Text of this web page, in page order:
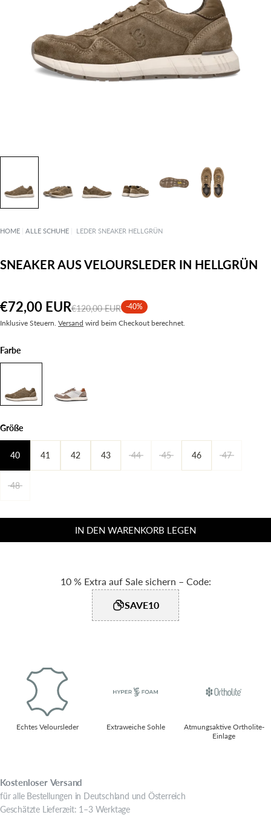
HOME ALLE SCHUHE LEDER SNEAKER HELLGRÜN
SNEAKER AUS VELOURSLEDER IN HELLGRÜN
€72,00 EUR€120,00 EUR -40%
Inklusive Steuern. Versand wird beim Checkout berechnet.
Farbe
Größe
40 41 42 43 44 45 46 47
48
IN DEN WARENKORB LEGEN
10 % Extra auf Sale sichern – Code:
SAVE10
Echtes Veloursleder Extraweiche Sohle​
Atmungsaktive Ortholite-
Einlage​
Kostenloser Versand
für alle Bestellungen in Deutschland und Österreich
Geschätzte Lieferzeit: 1–3 Werktage